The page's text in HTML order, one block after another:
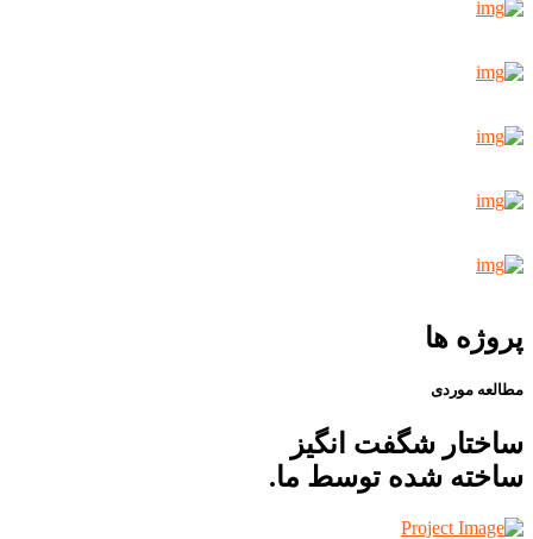
پروژه ها
مطالعه موردی
ساختار شگفت انگیز
ساخته شده توسط ما.